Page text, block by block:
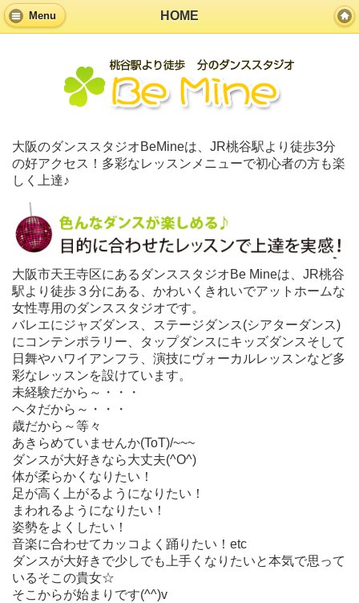
Menu HOME
大阪のダンススタジオBeMineは、JR桃谷駅より徒歩3分
の好アクセス！多彩なレッスンメニューで初心者の方も楽
しく上達♪
大阪市天王寺区にあるダンススタジオBe Mineは、JR桃谷
駅より徒歩３分にある、かわいくきれいでアットホームな
女性専用のダンススタジオです。
バレエにジャズダンス、ステージダンス(シアターダンス)
にコンテンポラリー、タップダンスにキッズダンスそして
日舞やハワイアンフラ、演技にヴォーカルレッスンなど多
彩なレッスンを設けています。
未経験だから～・・・
ヘタだから～・・・
歳だから～等々
あきらめていませんか(ToT)/~~~
ダンスが大好きなら大丈夫(^O^)
体が柔らかくなりたい！
足が高く上がるようになりたい！
まわれるようになりたい！
姿勢をよくしたい！
音楽に合わせてカッコよく踊りたい！etc
ダンスが大好きで少しでも上手くなりたいと本気で思って
いるそこの貴女☆
そこからが始まりです(^^)v